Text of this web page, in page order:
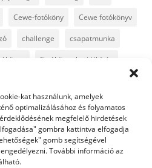
kat használunk, amelyek
optimalizálásához és folyamatos
megfelelő hirdetések
gombra kattintva elfogadja
gomb segítségével
További információ az
Cewe-fotóköny Cewe fotókönyv
challenge csapatmunka
Fotókönyv heti kihívás
karácsony
naptár path
Photoshop CC
tippek, trükkök Postworkshop
retusálás